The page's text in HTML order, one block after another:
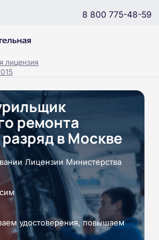
8 800 775-48-59
лицензия
ремонта
в Москве
Лицензии Министерства
удостоверения, повышаем